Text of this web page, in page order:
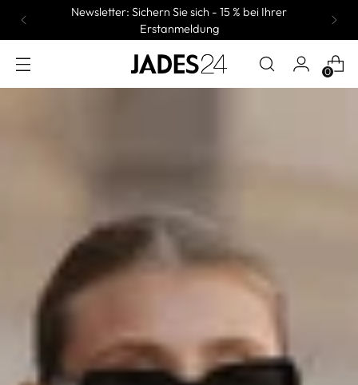
Newsletter: Sichern Sie sich - 15 % bei Ihrer
Erstanmeldung
0